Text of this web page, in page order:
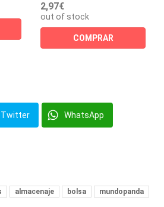
2,97€
out of stock
COMPRAR
Twitter WhatsApp
almacenaje bolsa
mundopanda